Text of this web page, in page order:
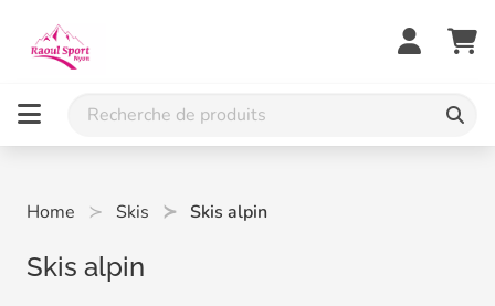
Home Skis Skis alpin
Skis alpin